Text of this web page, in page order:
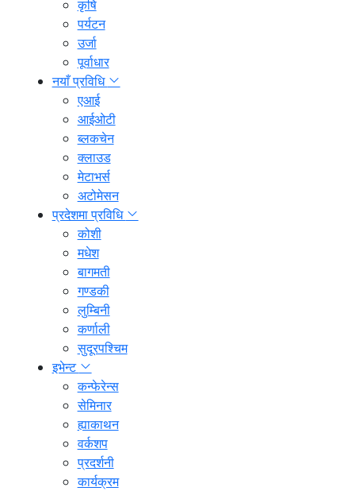
कृषि
पर्यटन
उर्जा
पूर्वाधार
नयाँ प्रविधि
एआई
आईओटी
ब्लकचेन
क्लाउड
मेटाभर्स
अटोमेसन
प्रदेशमा प्रविधि
कोशी
मधेश
बागमती
गण्डकी
लुम्बिनी
कर्णाली
सुदूरपश्चिम
इभेन्ट
कन्फेरेन्स
सेमिनार
ह्याकाथन
वर्कशप
प्रदर्शनी
कार्यक्रम